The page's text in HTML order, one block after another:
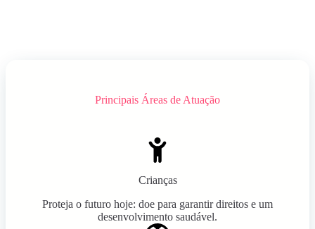
Principais Áreas de Atuação
Crianças
Proteja o futuro hoje: doe para garantir direitos e um
desenvolvimento saudável.